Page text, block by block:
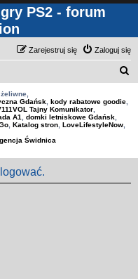
PS2 - forum
Zaloguj się
Zarejestruj się
Gdańsk kody rabatowe goodie
Tajny Komunikator
A1 domki letniskowe Gdańsk
Katalog stron LoveLifestyleNow
Świdnica